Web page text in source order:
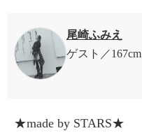
尾崎ふみえ
ゲスト
167cm
★made by STARS★